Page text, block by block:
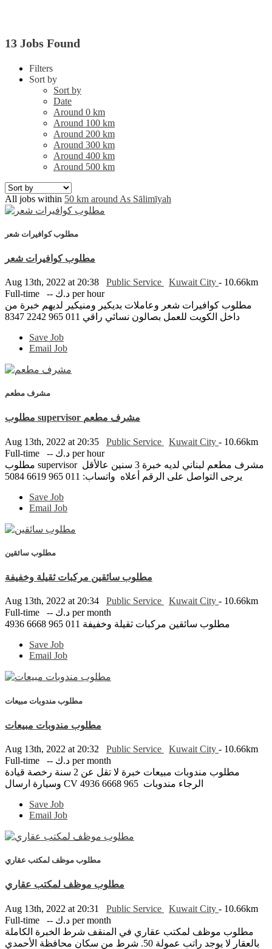
13 Jobs Found
Filters
Sort by
Sort by
Date
Around 0 km
Around 100 km
Around 200 km
Around 300 km
Around 400 km
Around 500 km
All jobs within 50 km around As Sālimīyah
مطلوب كوافيرات شعر
مطلوب كوافيرات شعر
Aug 13th, 2022 at 20:38 Public Service Kuwait City - 10.66km
Full-time
-- د.ك per hour
مطلوب كوافيرات شعر وعاملات بديكير ومنيكير لديهم خبرة من
Save Job
Email Job
مشرف مطعم
مطلوب supervisor مشرف مطعم
Aug 13th, 2022 at 20:35 Public Service Kuwait City - 10.66km
Full-time
-- د.ك per hour
مطلوب supervisor مشرف مطعم لبناني لديه خبرة 3 سنين عالأقل
Save Job
Email Job
مطلوب سائقين
مطلوب سائقين مركبات ثقيلة وخفيفة
Aug 13th, 2022 at 20:34 Public Service Kuwait City - 10.66km
Full-time
-- د.ك per month
Save Job
Email Job
مطلوب مندوبات مبيعات
مطلوب مندوبات مبيعات
Aug 13th, 2022 at 20:32 Public Service Kuwait City - 10.66km
Full-time
-- د.ك per month
مطلوب مندوبات مبيعات خبرة لا تقل عن 2 سنة رخصة قيادة
Save Job
Email Job
مطلوب موظف لمكتب عقاري
مطلوب موظف لمكتب عقاري
Aug 13th, 2022 at 20:31 Public Service Kuwait City - 10.66km
Full-time
-- د.ك per month
مطلوب موظف لمكتب عقاري في المنقف شرط الخبرة الكاملة
بالعقار لا يوجد راتب عمولة 50. شرط من سكان محافظة الأحمدي